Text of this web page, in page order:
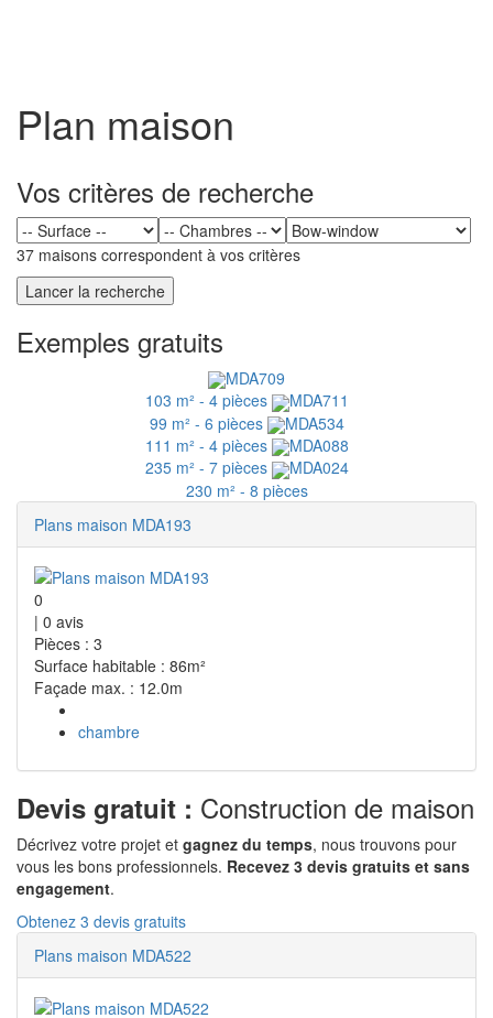
Plan maison
Vos critères de recherche
37 maisons correspondent à vos critères
Exemples gratuits
MDA709
103 m² - 4 pièces
MDA711
99 m² - 6 pièces
MDA534
111 m² - 4 pièces
MDA088
235 m² - 7 pièces
MDA024
230 m² - 8 pièces
Plans maison MDA193
0
| 0 avis
Pièces : 3
Surface habitable : 86m²
Façade max. : 12.0m
chambre
Devis gratuit : Construction de maison
Décrivez votre projet et gagnez du temps, nous trouvons pour
vous les bons professionnels. Recevez 3 devis gratuits et sans
engagement.
Obtenez 3 devis gratuits
Plans maison MDA522